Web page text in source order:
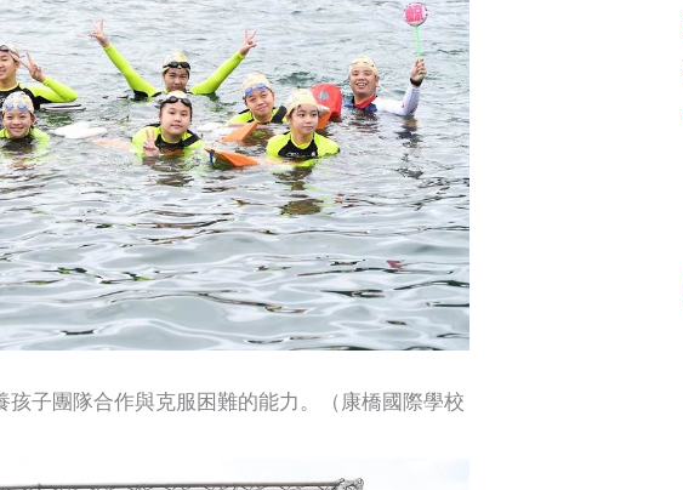
子團隊合作與克服困難的能力。（康橋國際學校